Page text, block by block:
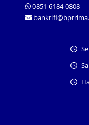
0851-6184-0808